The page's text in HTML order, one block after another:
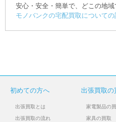
安心・安全・簡単で、どこの地域
モノバンクの宅配買取について
初めての方へ
出張買取とは
出張買取の流れ
出張買取の
家電製品の
家具の買取